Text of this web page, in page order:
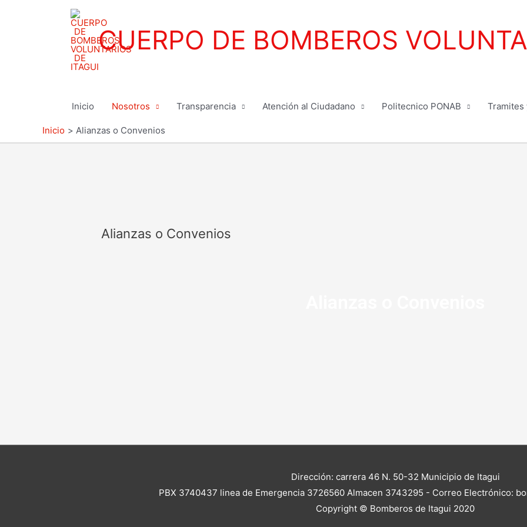
CUERPO DE BOMBEROS
Inicio Nosotros Transparencia Atención al Ciudadano Politecnico PONAB Tramites
Inicio Alianzas o Convenios
Alianzas o Convenios
Dirección: carrera 46 N. 50-32 Municipio de Itagui
PBX 3740437 linea de Emergencia 3726560 Almacen 3743295 - Correo Electrónico:
Copyright © Bomberos de Itagui 2020